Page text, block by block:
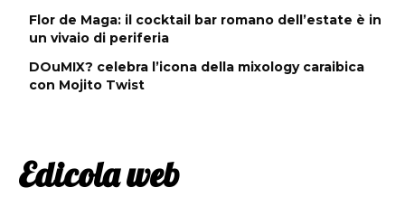
Flor de Maga: il cocktail bar romano dell’estate è in
un vivaio di periferia
DOuMIX? celebra l’icona della mixology caraibica
con Mojito Twist
Edicola web